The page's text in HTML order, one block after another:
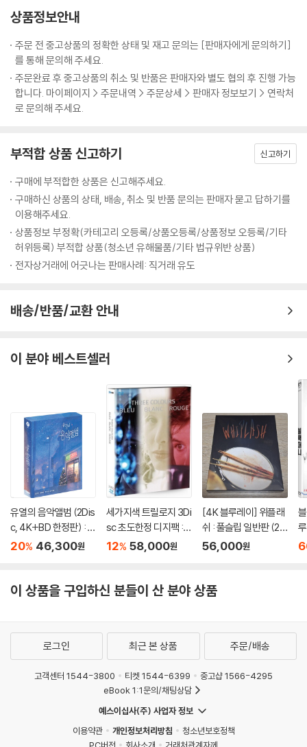
정 상경한다. 서울에서의 첫 무대는 ‘플레이보이컵배 그룹사운드 경연대
회’. ‘데블스’는 그들만의 특별한 무대매너로 당시 음악계를 주름잡던 팝 칼
럼니스트 이병욱(이성민)의 눈에 띄게 된다.
상경한지 한 달째, 시민회관 화재사건과 퇴폐풍조 강력 단속으로 그들이
설 무대를 찾기란 쉽지 않다. 그룹사운드 경연대회 수상 상품으로 받은 밀
디어 무대에 서게된다. 머지않아 ‘데블스’는 에너지 넘치는 소울과 개성있
게 되고, 미미 역시 ‘미미와 와일드걸즈’를 결성, 고고댄스와 고고패션으로
유행을 선도하며 트랜드 리더로서 금지된 밤 문화의 중심에 선다. 통행금
지에도 불구하고 그들의 흥겨운 음악에 맞춰 몸을 흔들어 대는 젊은이들로
고고클럽은 매일 밤 뜨겁게 달구어지는데……
상품정보안내
주문 전 중고상품의 정확한 상태 및 재고 문의는 [판매자에게 문의하기]
를 통해 문의해 주세요.
주문완료 후 중고상품의 취소 및 반품은 판매자와 별도 협의 후 진행 가능
합니다. 마이페이지 > 주문내역 > 주문상세 > 판매자 정보보기 > 연락처
로 문의해 주세요.
부적합 상품 신고하기 신고하기
구매에 부적합한 상품은 신고해주세요.
구매하신 상품의 상태, 배송, 취소 및 반품 문의는 판매자 묻고 답하기를
이용해주세요.
상품정보 부정확(카테고리 오등록/상품오등록/상품정보 오등록/기타
허위등록) 부적합 상품(청소년 유해물품/기타 법규위반 상품)
전자상거래에 어긋나는 판매사례: 직거래 유도
배송/반품/교환 안내
이 분야 베스트셀러
유열의 음악앨범 (2Dis
c, 4K+BD 한정판) : 블
루레이
20% 46,300원
세가지색 트릴로지 3Di
sc 초도한정 디지팩 :
블루레이
12% 58,000원
[4K 블루레이] 위플래
쉬 : 풀슬립 일반판 (2di
sc: 4K UHD + 2D)
56,000원
이 상품을 구입하신 분들이 산 분야 상품
로그인 최근 본 상품 주문/배송
고객센터 1544-3800 티켓 1544-6399
중고샵 1566-4295
eBook 1:1문의/채팅상담
예스이십사(주) 사업자 정보
이용약관
개인정보처리방침
청소년보호정책
PC버전
회사소개 거래처관계자께